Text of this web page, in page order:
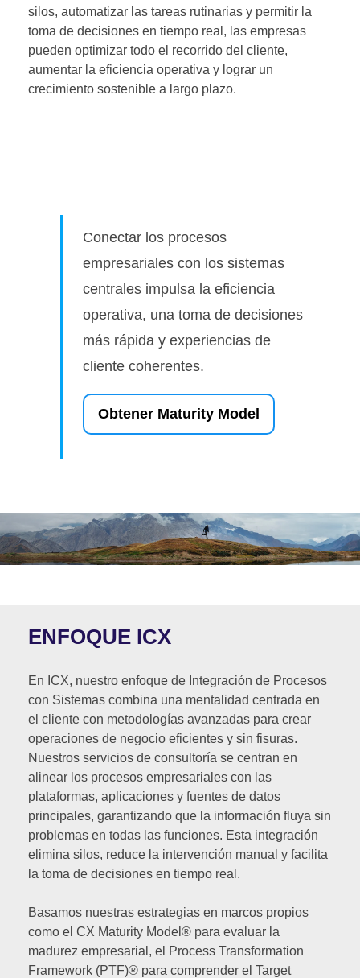
silos, automatizar las tareas rutinarias y permitir la
toma de decisiones en tiempo real, las empresas
pueden optimizar todo el recorrido del cliente,
aumentar la eficiencia operativa y lograr un
crecimiento sostenible a largo plazo.
Conectar los procesos
empresariales con los sistemas
centrales impulsa la eficiencia
operativa, una toma de decisiones
más rápida y experiencias de
cliente coherentes.
Obtener Maturity Model
ENFOQUE ICX
En ICX, nuestro enfoque de Integración de Procesos
con Sistemas combina una mentalidad centrada en
el cliente con metodologías avanzadas para crear
operaciones de negocio eficientes y sin fisuras.
Nuestros servicios de consultoría se centran en
alinear los procesos empresariales con las
plataformas, aplicaciones y fuentes de datos
principales, garantizando que la información fluya sin
problemas en todas las funciones. Esta integración
elimina silos, reduce la intervención manual y facilita
la toma de decisiones en tiempo real.
Basamos nuestras estrategias en marcos propios
como el CX Maturity Model® para evaluar la
madurez empresarial, el Process Transformation
Framework (PTF)® para comprender el Target